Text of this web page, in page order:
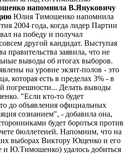
напомнила В.Януковичу
Юлия Тимошенко напомнила
2004 года, когда лидер Партии
на победу и получал
другой кандидат. Выступая
правительства заявила, что не
выводы об итогах выборов.
на уровне экзит-полов - это
которая есть в пределах 3% - в
погрешности... Делать выводы
"Если кто-то будет
до объявления официальных
сознанием", - добавила она,
будет бороться против
бюллетеней. Напомним, что на
выборах Виктору Ющенко и его
и Ю.Тимошенко) удалось добиться